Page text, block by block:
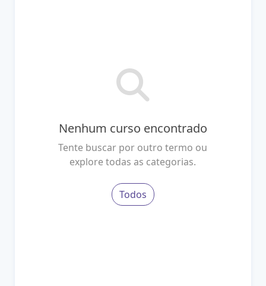
Nenhum curso encontrado
Tente buscar por outro termo ou
explore todas as categorias.
Todos